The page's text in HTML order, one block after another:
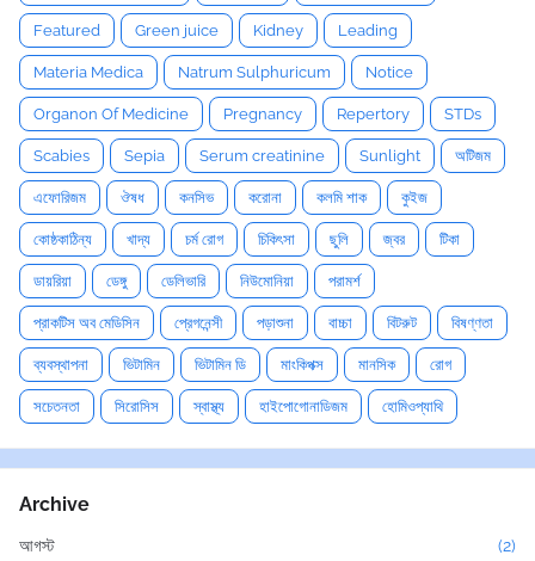
Featured Green juice Kidney Leading
Materia Medica Natrum Sulphuricum Notice
Organon Of Medicine Pregnancy Repertory STDs
Scabies Sepia Serum creatinine Sunlight অটিজম
এফোরিজম ঔষধ কনসিভ করোনা কলমি শাক কুইজ
কোষ্ঠকাঠিন্য খাদ্য চর্ম রোগ চিকিৎসা ছুলি জ্বর টিকা
ডায়রিয়া ডেঙ্গু ডেলিভারি নিউমোনিয়া পরামর্শ
প্রাকটিস অব মেডিসিন প্রেগনেন্সী পড়াশুনা বাচ্চা বিটরুট বিষণ্ণতা
ব্যবস্থাপনা ভিটামিন ভিটামিন ডি মাংকিপক্স মানসিক রোগ
সচেতনতা সিরোসিস স্বাস্থ্য হাইপোগোনাডিজম হোমিওপ্যাথি
Archive
আগস্ট (2)